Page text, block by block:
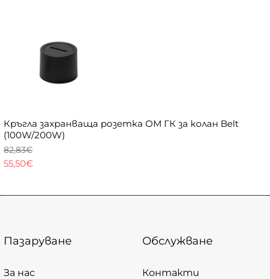
Кръгла захранваща розетка ОМ ГК за колан Belt
(100W/200W)
55,50€
82,83€
Пазаруване
За нас
Обслужване
Контакти